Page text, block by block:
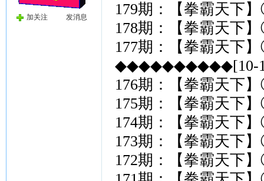
加关注 发消息
179期：【拳霸天下
178期：【拳霸天下
177期：【拳霸天下
176期：【拳霸天下
175期：【拳霸天下
174期：【拳霸天下
173期：【拳霸天下
172期：【拳霸天下